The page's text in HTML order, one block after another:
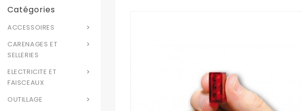
Catégories

ACCESSOIRES

CARENAGES ET
SELLERIES

ELECTRICITE ET
FAISCEAUX

OUTILLAGE